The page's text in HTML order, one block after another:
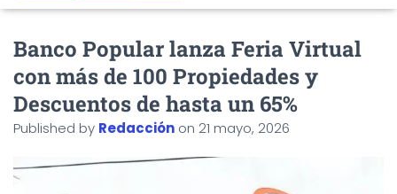
O
Banco Popular lanza Feria Virtual
con más de 100 Propiedades y
Descuentos de hasta un 65%
Published by Redacción on 21 mayo, 2026